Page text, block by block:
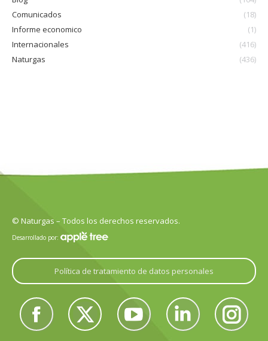
Comunicados
(18)
Informe economico
(1)
Internacionales
(416)
Naturgas
(436)
© Naturgas – Todos los derechos reservados.
Desarrollado por:
Política de tratamiento de datos personales
Encuéntranos en:
Facebook
Twitter
YouTube
Linkedin
Instagram